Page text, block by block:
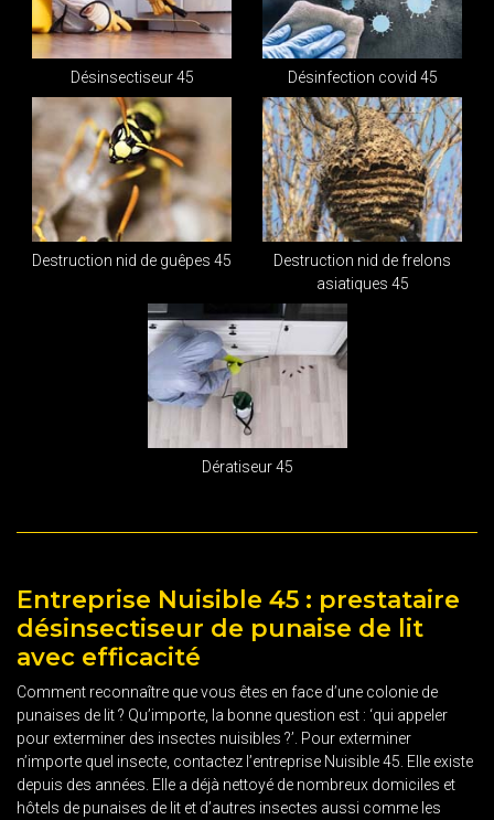
Désinsectiseur 45 Désinfection covid 45
Destruction nid de guêpes 45
Destruction nid de frelons
asiatiques 45
Dératiseur 45
Entreprise Nuisible 45 : prestataire
désinsectiseur de punaise de lit
avec efficacité
Comment reconnaître que vous êtes en face d’une colonie de
punaises de lit ? Qu’importe, la bonne question est : ‘qui appeler
pour exterminer des insectes nuisibles ?’. Pour exterminer
n’importe quel insecte, contactez l’entreprise Nuisible 45. Elle existe
depuis des années. Elle a déjà nettoyé de nombreux domiciles et
hôtels de punaises de lit et d’autres insectes aussi comme les